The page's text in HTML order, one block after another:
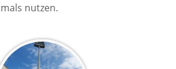
nutzen.